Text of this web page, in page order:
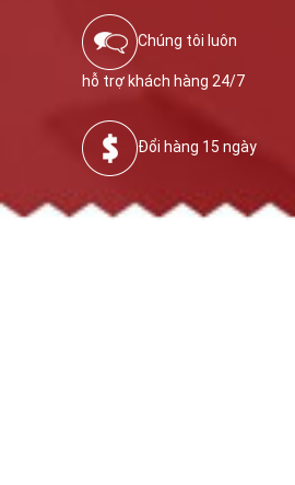
Chúng tôi luôn
hỗ trợ khách hàng 24/7
Đổi hàng 15 ngày